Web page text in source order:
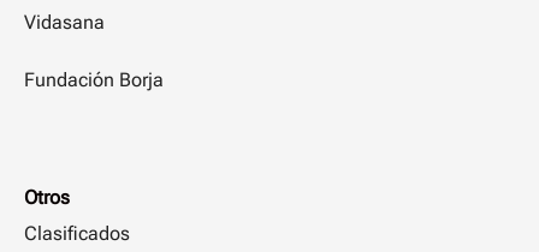
Vidasana
Fundación Borja
Otros
Clasificados